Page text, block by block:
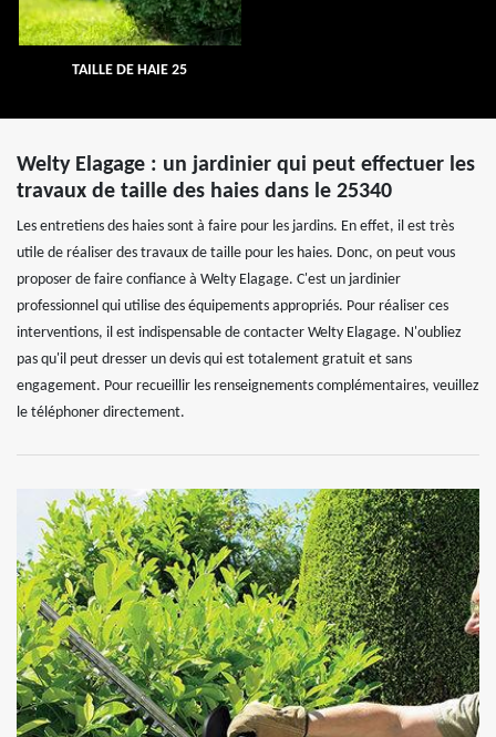
TAILLE DE HAIE 25
Welty Elagage : un jardinier qui peut effectuer les
travaux de taille des haies dans le 25340
Les entretiens des haies sont à faire pour les jardins. En effet, il est très
utile de réaliser des travaux de taille pour les haies. Donc, on peut vous
proposer de faire confiance à Welty Elagage. C'est un jardinier
professionnel qui utilise des équipements appropriés. Pour réaliser ces
interventions, il est indispensable de contacter Welty Elagage. N'oubliez
pas qu'il peut dresser un devis qui est totalement gratuit et sans
engagement. Pour recueillir les renseignements complémentaires, veuillez
le téléphoner directement.